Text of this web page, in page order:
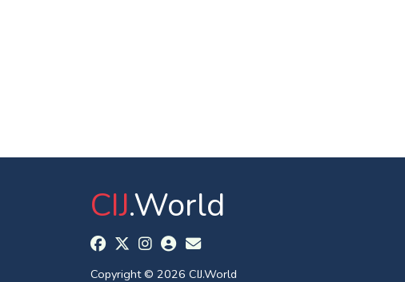
CIJ.World
Copyright © 2026 CIJ.World